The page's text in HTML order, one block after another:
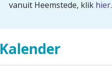
vanuit Heemstede, klik hier.
Kalender